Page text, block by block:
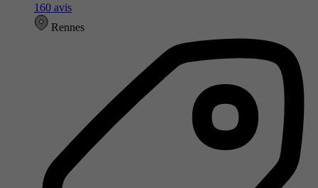
160 avis
Rennes